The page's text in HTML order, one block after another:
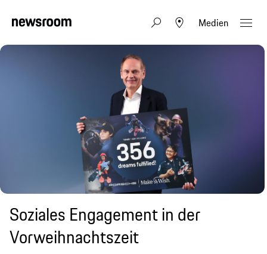
Medien
Soziales Engagement in der
Vorweihnachtszeit